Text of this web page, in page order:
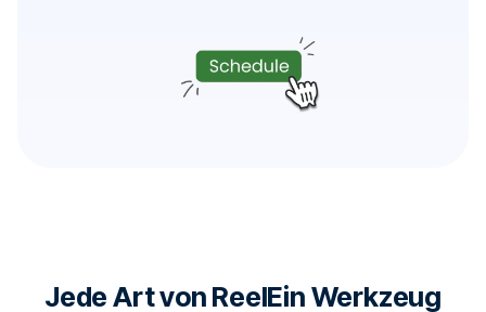
Jede Art von ReelEin Werkzeug